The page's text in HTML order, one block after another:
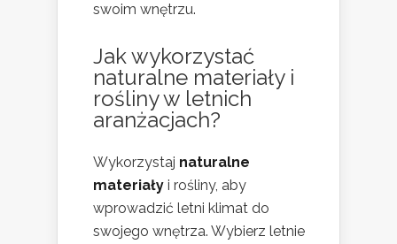
swoim wnętrzu.
Jak wykorzystać
naturalne materiały i
rośliny w letnich
aranżacjach?
Wykorzystaj naturalne
materiały i rośliny, aby
wprowadzić letni klimat do
swojego wnętrza. Wybierz letnie